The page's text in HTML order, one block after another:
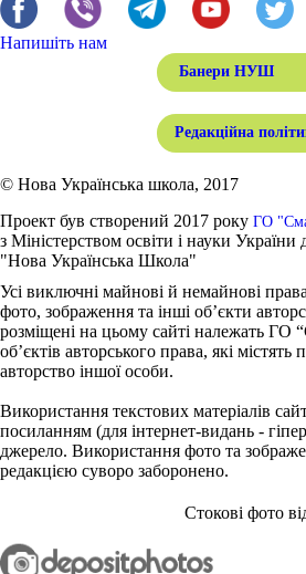
Напишіть нам
Банери НУШ
Редакційна
© Нова Українська школа, 2017
Проект був створений 2017 року ГО
з Міністерством освіти і науки України
"Нова Українська Школа"
Усі виключні майнові й немайнові
фото, зображення та інші об’єкти
розміщені на цьому сайті належать ГО
об’єктів авторського права, які містять
авторство іншої особи.
Використання текстових матеріалів
посиланням (для інтернет-видань -
джерело. Використання фото та
редакцією суворо заборонено.
Стокові фото